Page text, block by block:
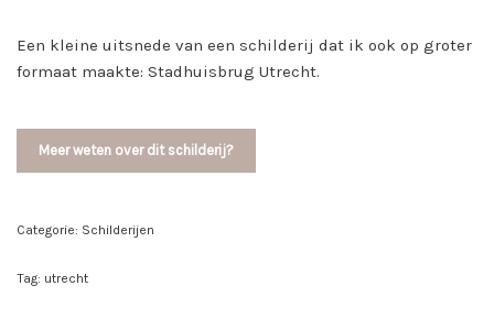
Een kleine uitsnede van een schilderij dat ik ook op groter
formaat maakte: Stadhuisbrug Utrecht.
Meer weten over dit schilderij?
Categorie: Schilderijen
Tag: utrecht